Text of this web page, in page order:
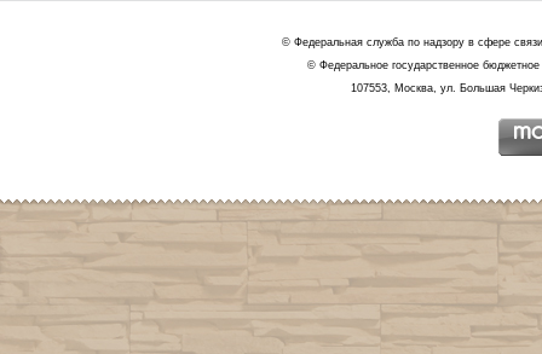
© Федеральная служба по надзору в сфере
© Федеральное государственное
107553, Москва, ул. Большая